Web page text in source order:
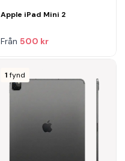
Apple iPad Mini 2
Från 500 kr
1 fynd